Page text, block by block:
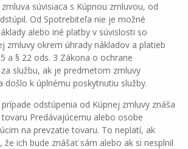
súvisiaca s Kúpnou zmluvou, od
Od Spotrebiteľa nie je možné
alebo iné platby v súvislosti so
zmluvy okrem úhrady nákladov a platieb
a § 22 ods. 3 Zákona o ochrane
službu, ak je predmetom zmluvy
došlo k úplnému poskytnutiu služby.
odstúpenia od Kúpnej zmluvy znáša
Predávajúcemu alebo osobe
na prevzatie tovaru. To neplatí, ak
že ich bude znášať sám alebo ak si nesplnil